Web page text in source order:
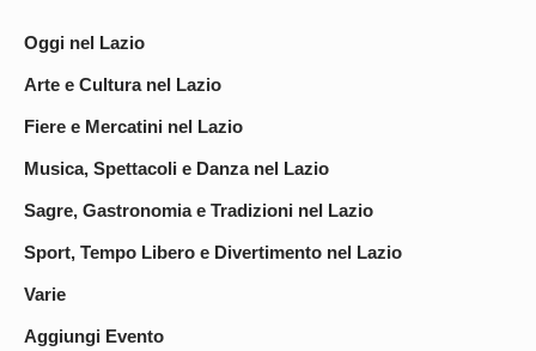
Oggi nel Lazio
Arte e Cultura nel Lazio
Fiere e Mercatini nel Lazio
Musica, Spettacoli e Danza nel Lazio
Sagre, Gastronomia e Tradizioni nel Lazio
Sport, Tempo Libero e Divertimento nel Lazio
Varie
Aggiungi Evento